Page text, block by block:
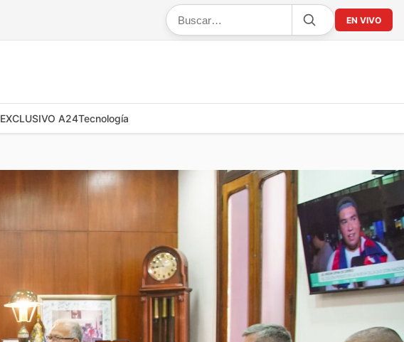
EN VIVO
EXCLUSIVO A24Tecnología